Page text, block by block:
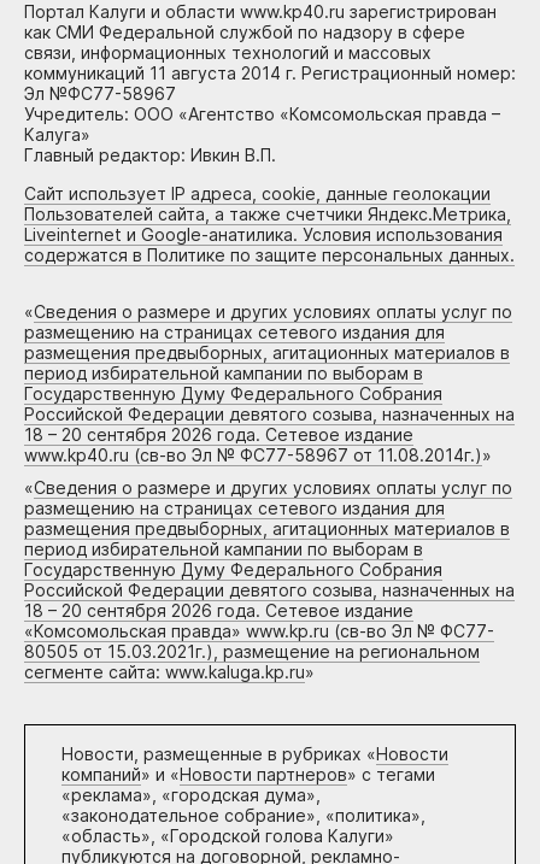
Портал Калуги и области www.kp40.ru зарегистрирован
как СМИ Федеральной службой по надзору в сфере
связи, информационных технологий и массовых
коммуникаций 11 августа 2014 г. Регистрационный номер:
Эл №ФС77-58967
Учредитель: ООО «Агентство «Комсомольская правда –
Калуга»
Главный редактор: Ивкин В.П.
Сайт использует IP адреса, cookie, данные геолокации
Пользователей сайта, а также счетчики Яндекс.Метрика,
Liveinternet и Google-анатилика. Условия использования
содержатся в Политике по защите персональных данных.
«Сведения о размере и других условиях оплаты услуг по
размещению на страницах сетевого издания для
размещения предвыборных, агитационных материалов в
период избирательной кампании по выборам в
Государственную Думу Федерального Собрания
Российской Федерации девятого созыва, назначенных на
18 – 20 сентября 2026 года. Сетевое издание
www.kp40.ru (св-во Эл № ФС77-58967 от 11.08.2014г.)»
«Сведения о размере и других условиях оплаты услуг по
размещению на страницах сетевого издания для
размещения предвыборных, агитационных материалов в
период избирательной кампании по выборам в
Государственную Думу Федерального Собрания
Российской Федерации девятого созыва, назначенных на
18 – 20 сентября 2026 года. Сетевое издание
«Комсомольская правда» www.kp.ru (св-во Эл № ФС77-
80505 от 15.03.2021г.), размещение на региональном
сегменте сайта: www.kaluga.kp.ru»
Новости, размещенные в рубриках «Новости
компаний» и «Новости партнеров» с тегами
«реклама», «городская дума»,
«законодательное собрание», «политика»,
«область», «Городской голова Калуги»
публикуются на договорной, рекламно-